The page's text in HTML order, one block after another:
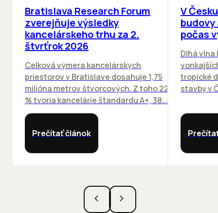
Bratislava Research Forum
zverejňuje výsledky
kancelárskeho trhu za 2.
štvrťrok 2026
Celková výmera kancelárskych
priestorov v Bratislave dosahuje 1,75
milióna metrov štvorcových. Z toho 22
% tvoria kancelárie štandardu A+, 38...
Prečítať článok
V
počas
Dlhá
tropické
stavby v